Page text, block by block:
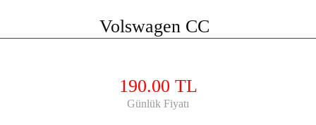
Volswagen CC
190.00 TL
Günlük Fiyatı